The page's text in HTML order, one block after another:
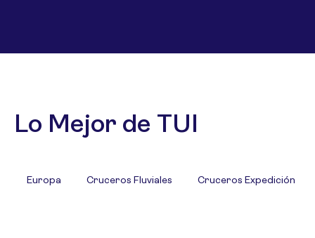
Lo Mejor de TUI
Europa Cruceros Fluviales Cruceros Expedición